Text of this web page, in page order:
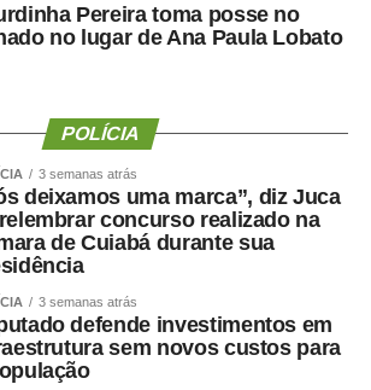
Messenger
LinkedIn
Pereira toma posse no
no lugar de Ana Paula Lobato
POLÍCIA
3 semanas atrás
deixamos uma marca”, diz Juca
concurso realizado na
de Cuiabá durante sua
3 semanas atrás
defende investimentos em
sem novos custos para